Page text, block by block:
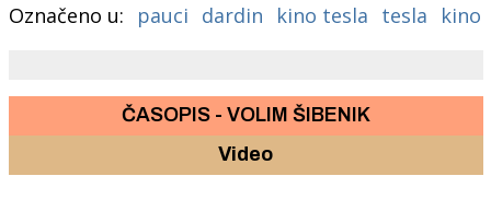
Označeno u:
pauci dardin kino tesla tesla kino
ČASOPIS - VOLIM ŠIBENIK
Video